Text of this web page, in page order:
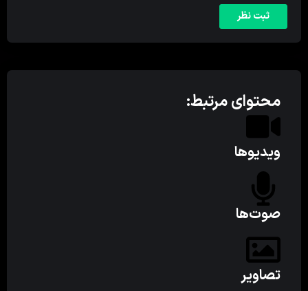
محتوای مرتبط:
ویدیوها
صوت‌ها
تصاویر